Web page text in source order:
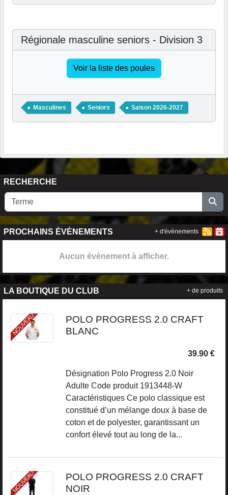
Régionale masculine seniors - Division 3
Voir la liste des poules
Masculines Seniors Saison 2026-2027
RECHERCHE
PROCHAINS ÉVÉNEMENTS
Aucun évènement à afficher.
+ d'évènements
LA BOUTIQUE DU CLUB
NOUVEAU
POLO PROGRESS 2.0 CRAFT
BLANC
39.90 €
Désignation Polo Progress 2.0 Noir
Adulte Code produit 1913448-W
Caractéristiques Ce polo classique est
constitué d’un mélange doux à base de
coton et de polyester, garantissant un
confort élevé tout au long de la...
NOUVEAU
POLO PROGRESS 2.0 CRAFT
NOIR
+ de produits